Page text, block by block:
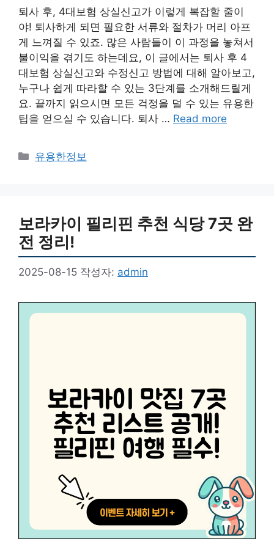
퇴사 후, 4대보험 상실신고가 이렇게 복잡할 줄이
야! 퇴사하게 되면 필요한 서류와 절차가 머리 아프
게 느껴질 수 있죠. 많은 사람들이 이 과정을 놓쳐서
불이익을 겪기도 하는데요, 이 글에서는 퇴사 후 4
대보험 상실신고와 수정신고 방법에 대해 알아보고,
누구나 쉽게 따라할 수 있는 3단계를 소개해드릴게
요. 끝까지 읽으시면 모든 걱정을 덜 수 있는 유용한
팁을 얻으실 수 있습니다. 퇴사 … Read more
카
유용한정보
보라카이 필리핀 추천 식당 7곳 완
전 정리!
2025-08-15 작성자: admin